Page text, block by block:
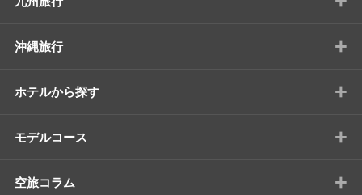
沖縄旅行 +
ホテルから探す +
モデルコース +
空旅コラム +